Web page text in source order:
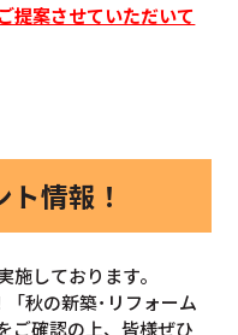
提案させていただいて
情報！
しております。
秋の新築･リフォーム
ご確認の上、皆様ぜひ